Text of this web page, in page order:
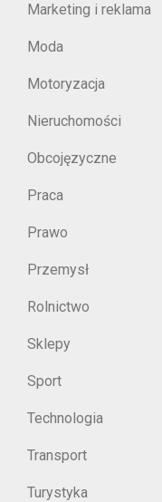
Marketing i reklama
Moda
Motoryzacja
Nieruchomości
Obcojęzyczne
Praca
Prawo
Przemysł
Rolnictwo
Sklepy
Sport
Technologia
Transport
Turystyka